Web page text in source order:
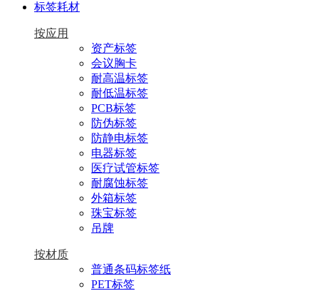
标签耗材
按应用
资产标签
会议胸卡
耐高温标签
耐低温标签
PCB标签
防伪标签
防静电标签
电器标签
医疗试管标签
耐腐蚀标签
外箱标签
珠宝标签
吊牌
按材质
普通条码标签纸
PET标签